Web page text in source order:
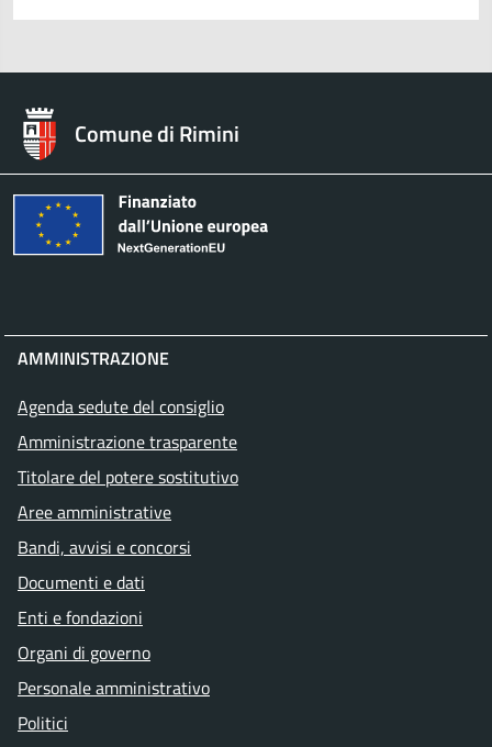
Comune di Rimini
AMMINISTRAZIONE
Agenda sedute del consiglio
Amministrazione trasparente
Titolare del potere sostitutivo
Aree amministrative
Bandi, avvisi e concorsi
Documenti e dati
Enti e fondazioni
Organi di governo
Personale amministrativo
Politici